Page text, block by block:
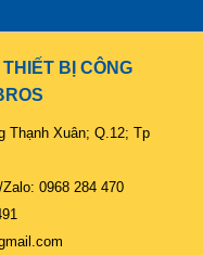
BỊ CÔNG
Thạnh Xuân; Q.12; Tp
0968 284 470